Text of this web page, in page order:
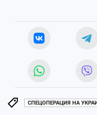
СПЕЦОПЕРАЦИЯ НА